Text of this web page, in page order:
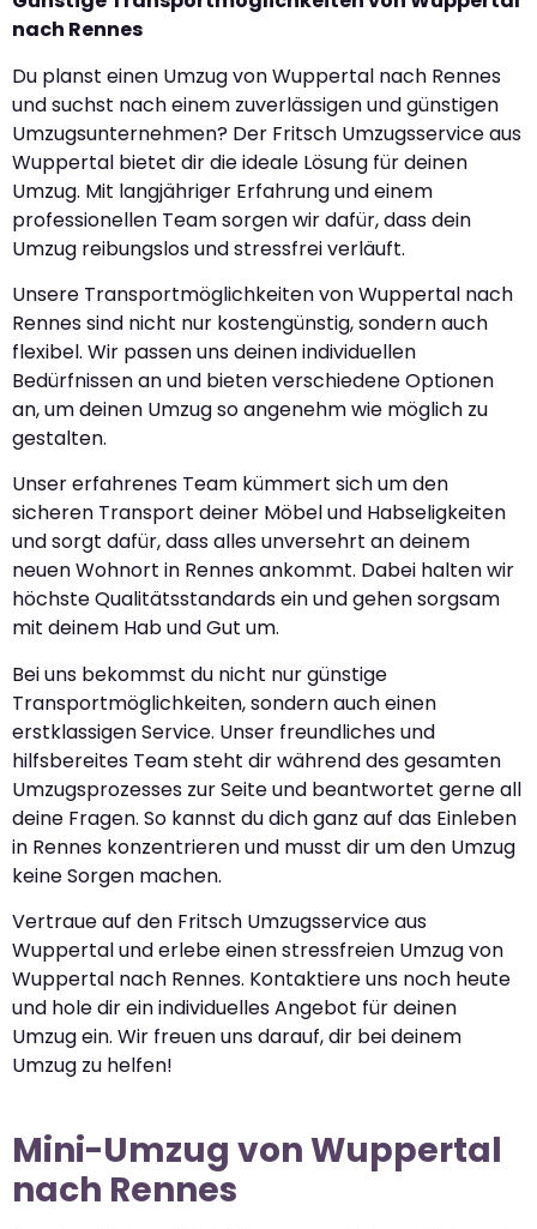
nach Rennes
Du planst einen Umzug von Wuppertal nach Rennes
und suchst nach einem zuverlässigen und günstigen
Umzugsunternehmen? Der Fritsch Umzugsservice aus
Wuppertal bietet dir die ideale Lösung für deinen
Umzug. Mit langjähriger Erfahrung und einem
professionellen Team sorgen wir dafür, dass dein
Umzug reibungslos und stressfrei verläuft.
Unsere Transportmöglichkeiten von Wuppertal nach
Rennes sind nicht nur kostengünstig, sondern auch
flexibel. Wir passen uns deinen individuellen
Bedürfnissen an und bieten verschiedene Optionen
an, um deinen Umzug so angenehm wie möglich zu
gestalten.
Unser erfahrenes Team kümmert sich um den
sicheren Transport deiner Möbel und Habseligkeiten
und sorgt dafür, dass alles unversehrt an deinem
neuen Wohnort in Rennes ankommt. Dabei halten wir
höchste Qualitätsstandards ein und gehen sorgsam
mit deinem Hab und Gut um.
Bei uns bekommst du nicht nur günstige
Transportmöglichkeiten, sondern auch einen
erstklassigen Service. Unser freundliches und
hilfsbereites Team steht dir während des gesamten
Umzugsprozesses zur Seite und beantwortet gerne all
deine Fragen. So kannst du dich ganz auf das Einleben
in Rennes konzentrieren und musst dir um den Umzug
keine Sorgen machen.
Vertraue auf den Fritsch Umzugsservice aus
Wuppertal und erlebe einen stressfreien Umzug von
Wuppertal nach Rennes. Kontaktiere uns noch heute
und hole dir ein individuelles Angebot für deinen
Umzug ein. Wir freuen uns darauf, dir bei deinem
Umzug zu helfen!
Mini-Umzug von Wuppertal
nach Rennes